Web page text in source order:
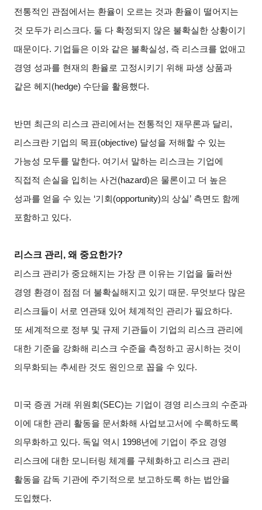
전통적인 관점에서는 환율이 오르는 것과 환율이 떨어지는
것 모두가 리스크다. 둘 다 확정되지 않은 불확실한 상황이기
때문이다. 기업들은 이와 같은 불확실성, 즉 리스크를 없애고
경영 성과를 현재의 환율로 고정시키기 위해 파생 상품과
같은 헤지(hedge) 수단을 활용했다.
반면 최근의 리스크 관리에서는 전통적인 재무론과 달리,
리스크란 기업의 목표(objective) 달성을 저해할 수 있는
가능성 모두를 말한다. 여기서 말하는 리스크는 기업에
직접적 손실을 입히는 사건(hazard)은 물론이고 더 높은
성과를 얻을 수 있는 ‘기회(opportunity)의 상실’ 측면도 함께
포함하고 있다.
리스크 관리, 왜 중요한가?
리스크 관리가 중요해지는 가장 큰 이유는 기업을 둘러싼
경영 환경이 점점 더 불확실해지고 있기 때문. 무엇보다 많은
리스크들이 서로 연관돼 있어 체계적인 관리가 필요하다.
또 세계적으로 정부 및 규제 기관들이 기업의 리스크 관리에
대한 기준을 강화해 리스크 수준을 측정하고 공시하는 것이
의무화되는 추세란 것도 원인으로 꼽을 수 있다.
미국 증권 거래 위원회(SEC)는 기업이 경영 리스크의 수준과
이에 대한 관리 활동을 문서화해 사업보고서에 수록하도록
의무화하고 있다. 독일 역시 1998년에 기업이 주요 경영
리스크에 대한 모니터링 체계를 구체화하고 리스크 관리
활동을 감독 기관에 주기적으로 보고하도록 하는 법안을
도입했다.